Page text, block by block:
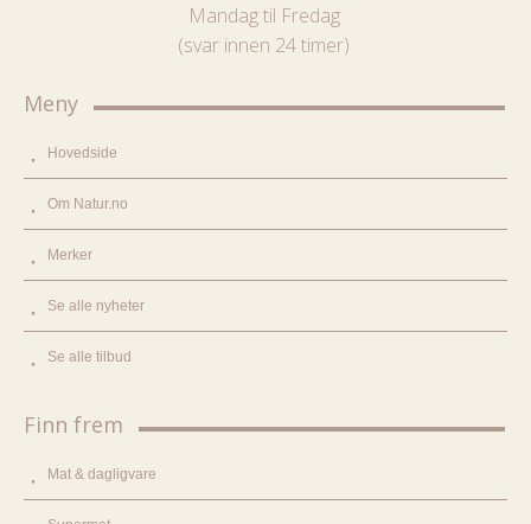
Mandag til Fredag
(svar innen 24 timer)
Meny
Hovedside
Om Natur.no
Merker
Se alle nyheter
Se alle tilbud
Finn frem
Mat & dagligvare